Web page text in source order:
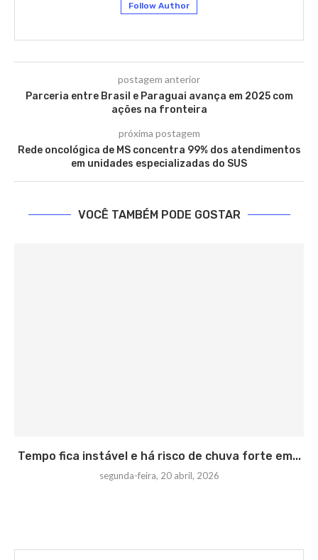
Follow Author
postagem anterior
Parceria entre Brasil e Paraguai avança em 2025 com
ações na fronteira
próxima postagem
Rede oncológica de MS concentra 99% dos atendimentos
em unidades especializadas do SUS
VOCÊ TAMBÉM PODE GOSTAR
Tempo fica instável e há risco de chuva forte em...
segunda-feira, 20 abril, 2026